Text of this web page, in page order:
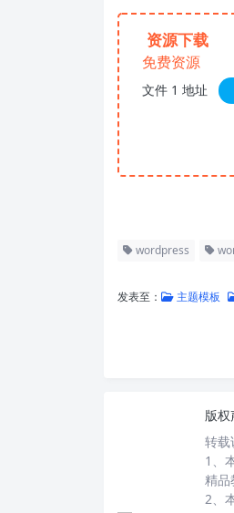
资源下载
免费资源
文件 1 地址
wordpress
发表至： 主题模板
版权
转载
1、
精
2、